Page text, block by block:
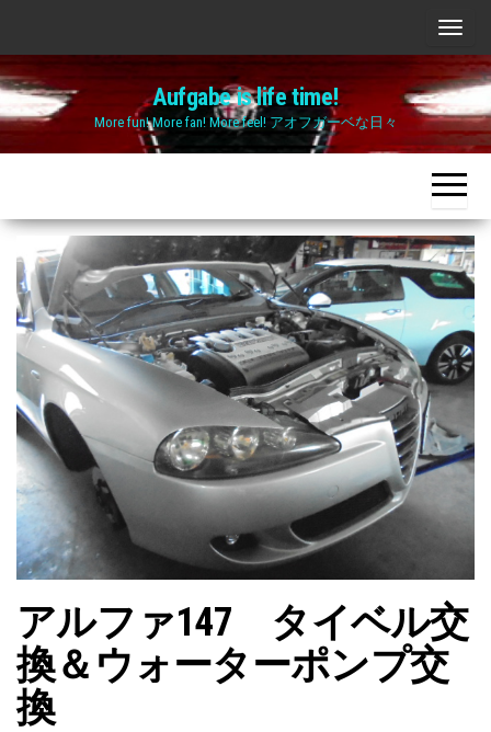
the
content
ナ
ビ
ゲ
ー
シ
ョ
ン
切
り
え
Aufgabe is life time!
More fun! More fan! More feel! アオフガーベな日々
アルファ147 タイベル交
換＆ウォーターポンプ交
換